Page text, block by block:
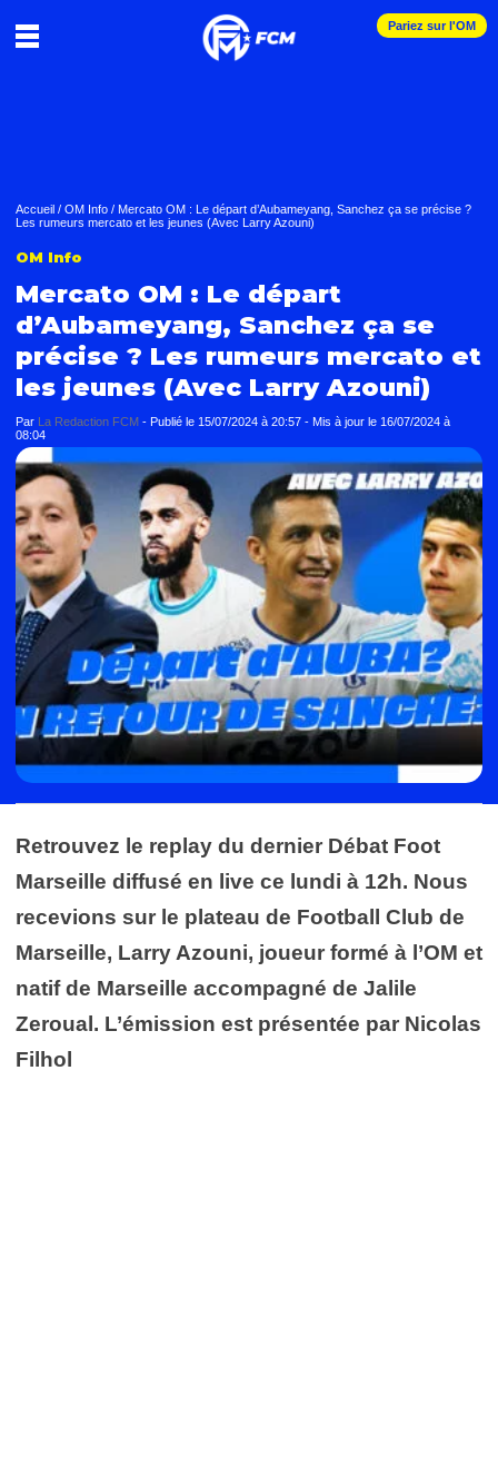
Pariez sur l'OM
Accueil / OM Info / Mercato OM : Le départ d’Aubameyang, Sanchez ça se précise ?
Les rumeurs mercato et les jeunes (Avec Larry Azouni)
OM Info
Mercato OM : Le départ
d’Aubameyang, Sanchez ça se
précise ? Les rumeurs mercato et
les jeunes (Avec Larry Azouni)
Par La Redaction FCM - Publié le 15/07/2024 à 20:57 - Mis à jour le 16/07/2024 à
08:04
Retrouvez le replay du dernier Débat Foot
Marseille diffusé en live ce lundi à 12h. Nous
recevions sur le plateau de Football Club de
Marseille, Larry Azouni, joueur formé à l’OM et
natif de Marseille accompagné de Jalile
Zeroual. L’émission est présentée par Nicolas
Filhol